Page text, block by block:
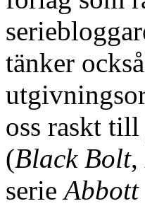
tänker
oss raskt
(Black Bolt,
serieAbbott